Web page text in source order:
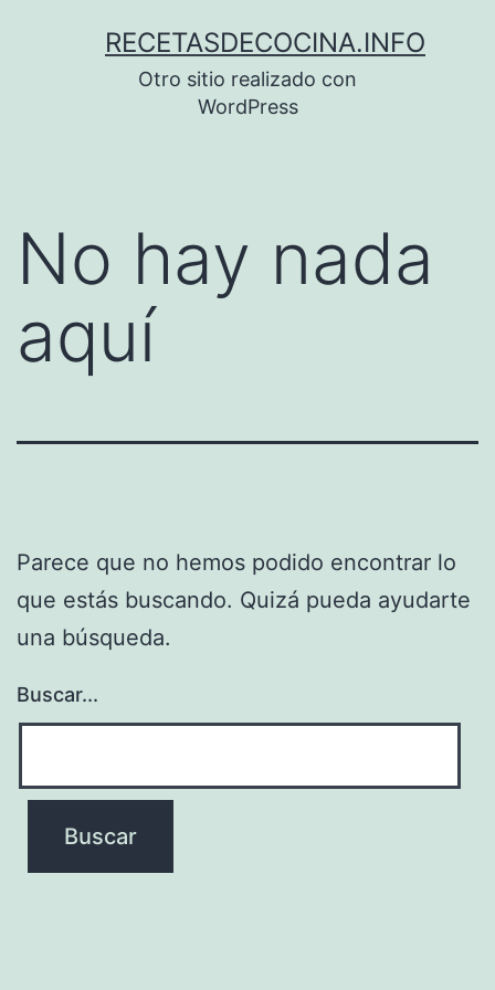
RECETASDECOCINA.INFO
Otro sitio realizado con
WordPress
No hay nada
aquí
Parece que no hemos podido encontrar lo
que estás buscando. Quizá pueda ayudarte
una búsqueda.
Buscar...